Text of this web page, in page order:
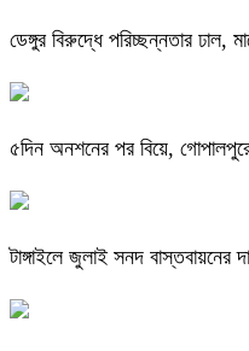
ডেঙ্গুর বিরুদ্ধে পরিচ্ছন্নতার ঢাল,
৫দিন অনশনের পর বিয়ে,
টাঙ্গাইলে জুলাই সনদ বাস্তবায়নের